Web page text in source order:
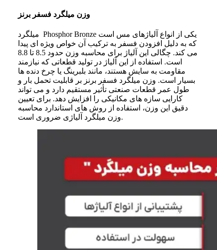
وزن میلگرد فسفر برنز
میلگرد Phosphor Bronze یکی از انواع آلیاژهای مس است
که به دلیل افزودن فسفر به ترکیب آن خواص ویژه ای پیدا
می کند. چگالی این آلیاژ برای محاسبه وزن حدود 8.5 تا 8.8
است. استفاده از این آلیاژ در تولید قطعاتی که نیازمند
مقاومت به سایش هستند، مانند بلبرینگ‌ یا چرخ دنده ها
بسیار است. وزن میلگرد فسفر برنز بر قابلیت تحمل بار و
طول عمر قطعات صنعتی تأثیر مستقیم دارد و می‌ تواند
کارایی سازه‌ های مکانیکی را افزایش دهد. برای تعیین
دقیق این وزن، استفاده از روش‌ های استاندارد محاسبه
وزن میلگرد آلیاژی ضروری است.